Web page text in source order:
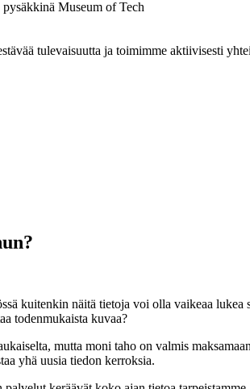
tulevaisuutta ja toimimme aktiivisesti
kuitenkin näitä tietoja voi olla vaikeaa
todenmukaista kuvaa?
mutta moni taho on valmis
yhä uusia tiedon kerroksia.